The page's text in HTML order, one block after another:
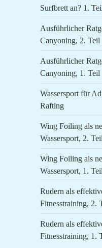
Surfbrett an? 1.
Ausführlicher
Canyoning, 2. Teil
Ausführlicher
Canyoning, 1. Teil
Wassersport für
Rafting
Wing Foiling als
Wassersport, 2. Teil
Wing Foiling als
Wassersport, 1. Teil
Rudern als
Fitnesstraining, 2.
Rudern als
Fitnesstraining, 1.